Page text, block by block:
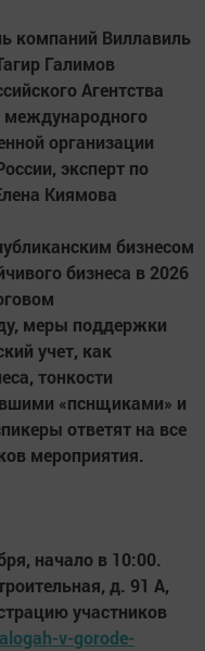
компаний Виллавиль
Галимов
Агентства
международного
организации
эксперт по
Киямова
бизнесом
бизнеса в 2026
меры поддержки
учет, как
тонкости
«пснщиками» и
ответят на все
мероприятия.
начало в 10:00.
д. 91 А,
участников
v-gorode-